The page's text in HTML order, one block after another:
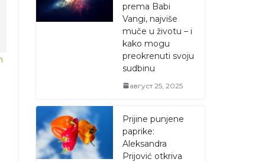
prema Babi
Vangi, najviše
muče u životu – i
kako mogu
preokrenuti svoju
sudbinu
август 25, 2025
Prijine punjene
paprike:
Aleksandra
Prijović otkriva